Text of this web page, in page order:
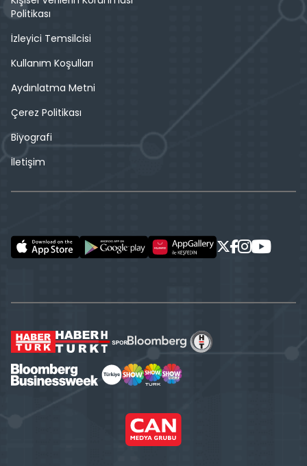
Politikası
İzleyici Temsilcisi
Kullanım Koşulları
Aydınlatma Metni
Çerez Politikası
Biyografi
İletişim